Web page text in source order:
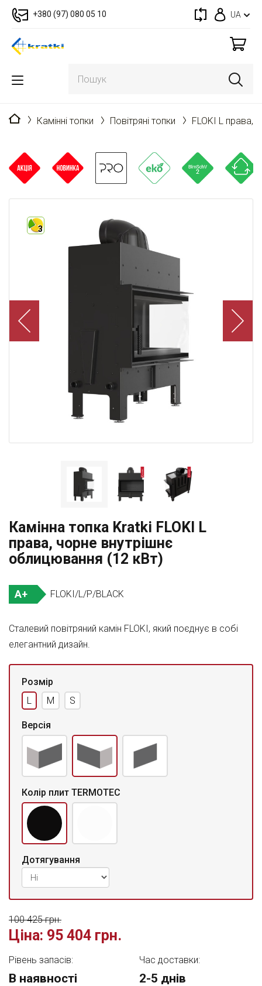
+380 (97) 080 05 10 UA
Головна
Камінні топки Повітряні топки FLOKI L права,
3
Камінна топка Kratki FLOKI L
права, чорне внутрішнє
облицювання (12 кВт)
A+ FLOKI/L/P/BLACK
Сталевий повітряний камін FLOKI, який поєднує в собі
елегантний дизайн.
Розмір
L
M S
Версія
Колір плит TERMOTEC
Дотягування
Ціна: 95 404 грн.
100 425 грн.
Рівень запасів:
В наявності
Час доставки:
2-5 днів